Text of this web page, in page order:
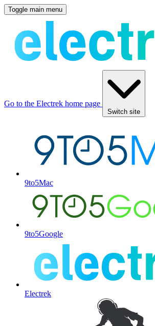
Toggle main menu
Go to the Electrek home page
Switch site
9to5Mac
9to5Google
Electrek